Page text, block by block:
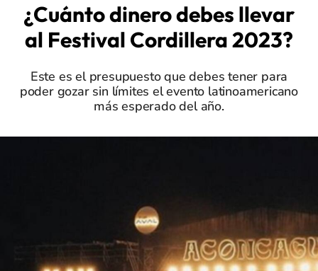
¿Cuánto dinero debes llevar
al Festival Cordillera 2023?
Este es el presupuesto que debes tener para
poder gozar sin límites el evento latinoamericano
más esperado del año.